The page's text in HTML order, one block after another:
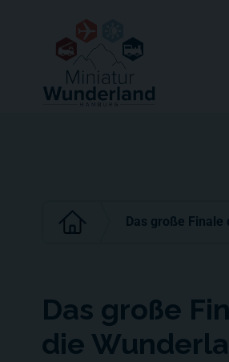
Das große
Das große
die